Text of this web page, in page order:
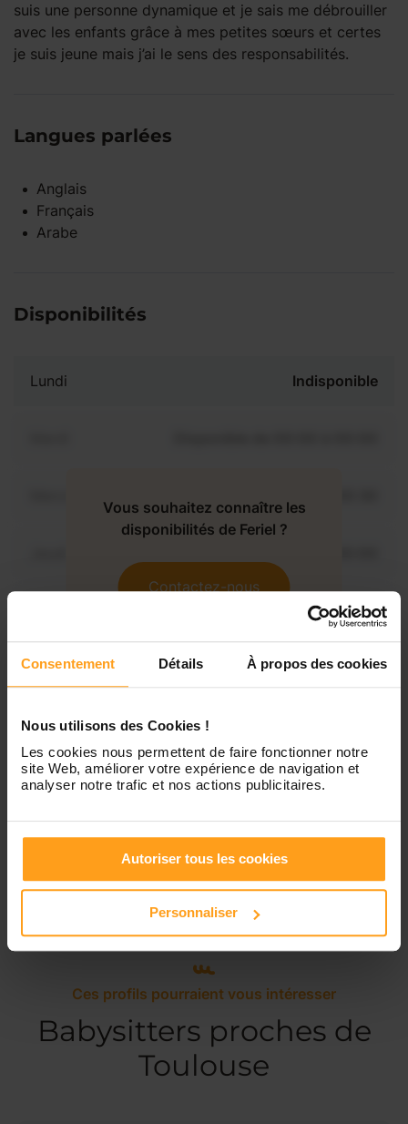
Consentement Détails À propos des cookies
Nous utilisons des Cookies !
Les cookies nous permettent de faire fonctionner notre
site Web, améliorer votre expérience de navigation et
analyser notre trafic et nos actions publicitaires.
Autoriser tous les cookies
Personnaliser
suis une personne dynamique et je sais me débrouiller
avec les enfants grâce à mes petites sœurs et certes
je suis jeune mais j’ai le sens des responsabilités.
Langues parlées
Anglais
Français
Arabe
Disponibilités
Lundi Indisponible
Disponible de 00:00 à 00:00
Samedi Disponible de 00:00 à 00:00
Dimanche Disponible de 00:00 à 00:00
Vous souhaitez connaître les
disponibilités de Feriel ?
Contactez-nous
Ces profils pourraient vous intéresser
Babysitters proches de
Toulouse